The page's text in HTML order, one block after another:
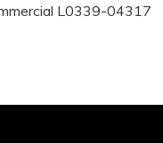
L0339-04317